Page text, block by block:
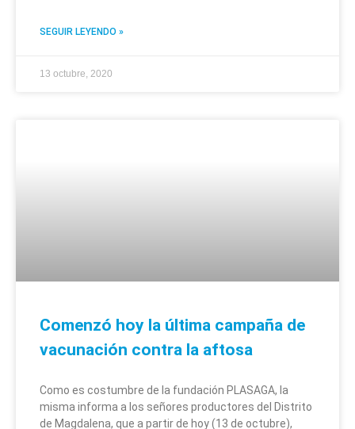
SEGUIR LEYENDO »
13 octubre, 2020
Comenzó hoy la última campaña de
vacunación contra la aftosa
Como es costumbre de la fundación PLASAGA, la
misma informa a los señores productores del Distrito
de Magdalena, que a partir de hoy (13 de octubre),